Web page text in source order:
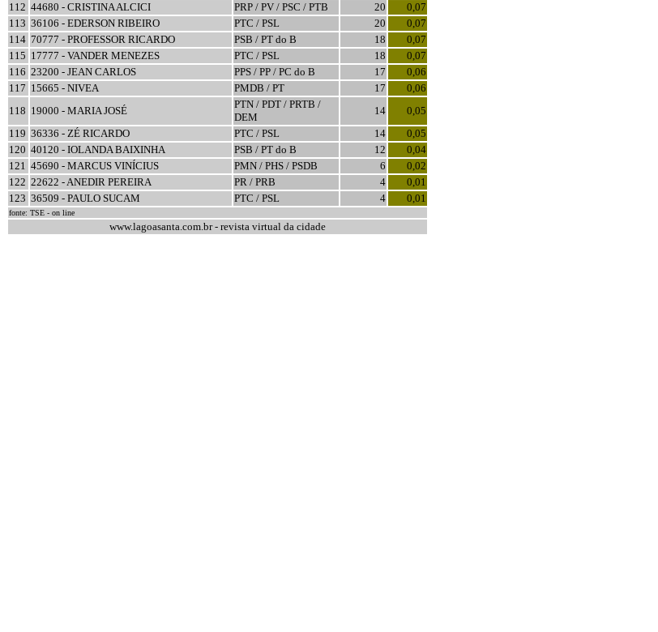
112 44680 - CRISTINA ALCICI PRP / PV / PSC / PTB 20
0,07
113 36106 - EDERSON RIBEIRO PTC / PSL 20
0,07
114 70777 - PROFESSOR RICARDO PSB / PT do B 18
0,07
115 17777 - VANDER MENEZES PTC / PSL 18
0,07
116 23200 - JEAN CARLOS PPS / PP / PC do B 17
0,06
117 15665 - NIVEA PMDB / PT 17
0,06
118 19000 - MARIA JOSÉ
PTN / PDT / PRTB /
DEM
14
0,05
119 36336 - ZÉ RICARDO PTC / PSL 14
0,05
120 40120 - IOLANDA BAIXINHA PSB / PT do B 12
0,04
121 45690 - MARCUS VINÍCIUS PMN / PHS / PSDB 6
0,02
122 22622 - ANEDIR PEREIRA PR / PRB 4
0,01
123 36509 - PAULO SUCAM PTC / PSL 4 0,01
fonte: TSE - on line
www.lagoasanta.com.br - revista virtual da cidade